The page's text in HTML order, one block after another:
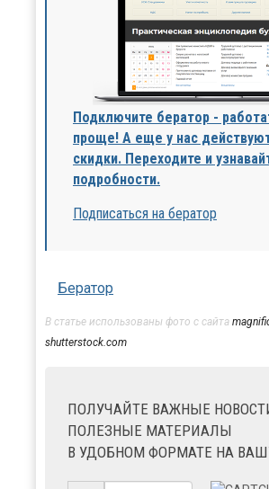
Подключите бератор -
проще! А еще у нас
скидки. Переходите и
подробности.
Подписаться на бератор
Бератор
В статье использованы фото с сайта
shutterstock.com
ПОЛУЧАЙТЕ ВАЖНЫЕ
ПОЛЕЗНЫЕ МАТЕРИАЛЫ
В УДОБНОМ ФОРМАТЕ НА